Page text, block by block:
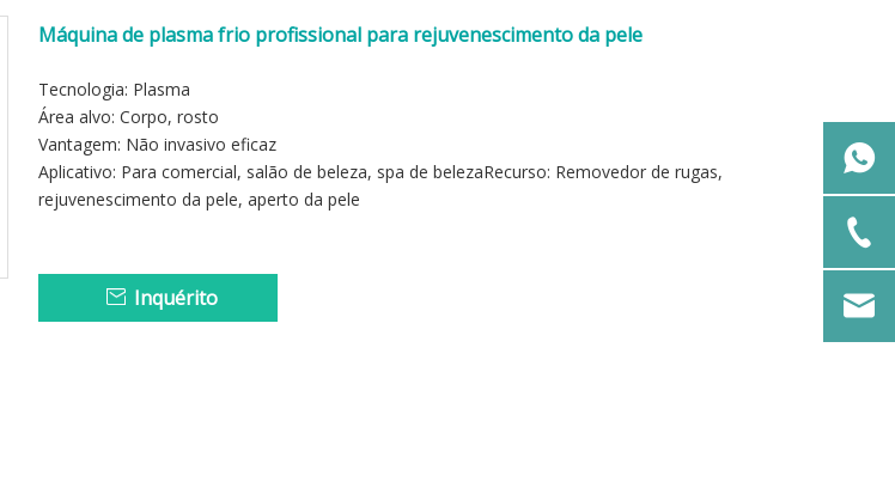
Máquina de plasma frio profissional para rejuvenescimento da pele
Tecnologia: Plasma
Área alvo: Corpo, rosto
Vantagem: Não invasivo eficaz
Aplicativo: Para comercial, salão de beleza, spa de belezaRecurso: Removedor de rugas,
rejuvenescimento da pele, aperto da pele
Inquérito